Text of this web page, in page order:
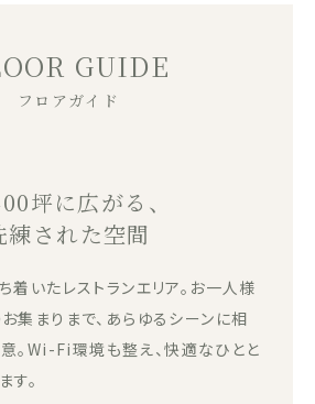
GUIDE
フロアガイド
坪に広がる、
練された空間
着いたレストランエリア。お一人様
集まりまで、あらゆるシーンに相
。Wi-Fi環境も整え、快適なひとと
す。